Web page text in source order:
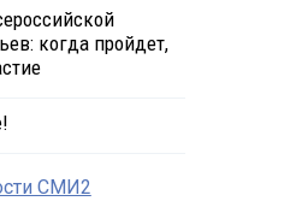
когда пройдет,
СМИ2